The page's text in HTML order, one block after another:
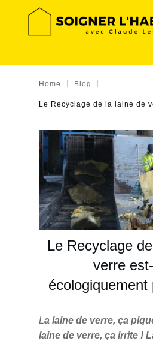
Home Blog
Le Recyclage
verre
écologiquement
La laine de verre, ça
laine de verre, ça irrite !